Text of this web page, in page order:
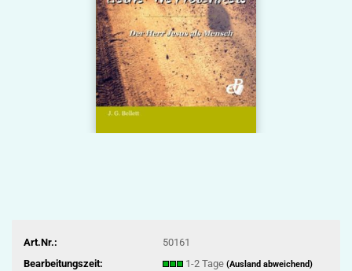
Art.Nr.:
50161
Bearbeitungszeit:
1-2 Tage (Ausland abweichend)